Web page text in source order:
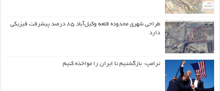
طراحی شهری محدوده قلعه وکیل‌آباد ۸۵ درصد پیشرفت فیزیکی
دارد
ترامپ: بازگشتیم تا ایران را مواخذه کنیم